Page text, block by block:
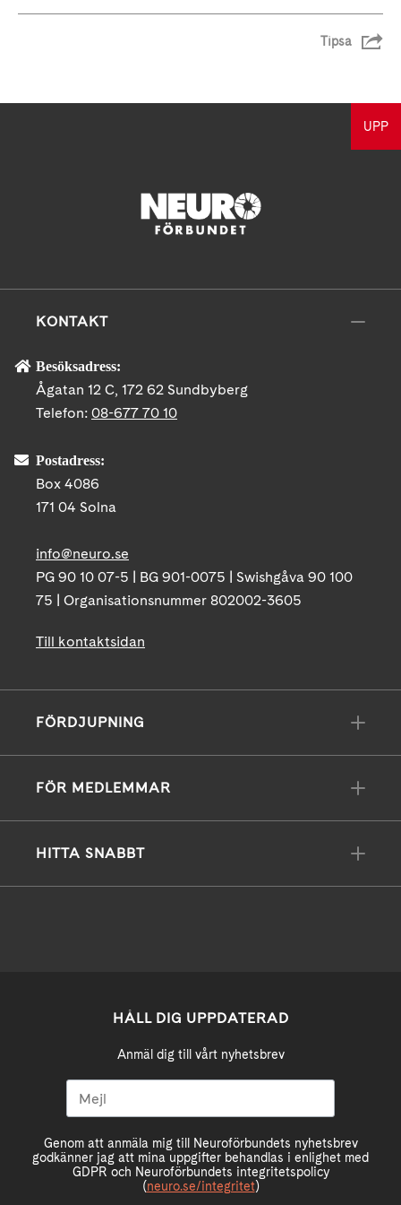
Tipsa
UPP
KONTAKT
Besöksadress:
Ågatan 12 C, 172 62 Sundbyberg
Telefon: 08-677 70 10
Postadress:
Box 4086
171 04 Solna
info@neuro.se
PG 90 10 07-5 | BG 901-0075 | Swishgåva 90 100
75 | Organisationsnummer 802002-3605
Till kontaktsidan
FÖRDJUPNING
FÖR MEDLEMMAR
HITTA SNABBT
HÅLL DIG UPPDATERAD
Anmäl dig till vårt nyhetsbrev
Genom att anmäla mig till Neuroförbundets nyhetsbrev
godkänner jag att mina uppgifter behandlas i enlighet med
GDPR och Neuroförbundets integritetspolicy
(neuro.se/integritet)